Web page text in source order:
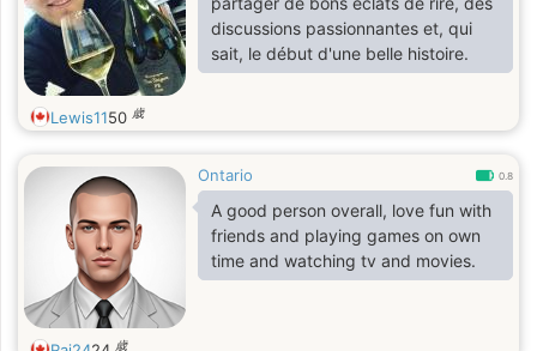
discussions passionnantes et, qui
sait, le début d'une belle histoire.
Lewis1150 歳
Ontario 0.8
A good person overall, love fun with
friends and playing games on own
time and watching tv and movies.
歳